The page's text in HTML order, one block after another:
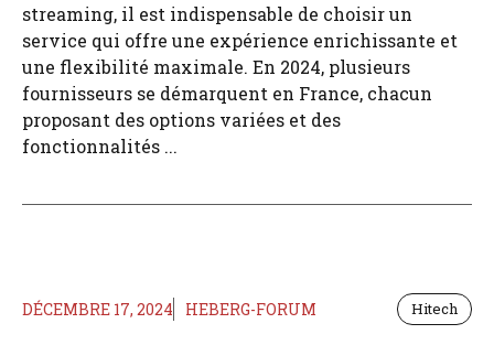
streaming, il est indispensable de choisir un
service qui offre une expérience enrichissante et
une flexibilité maximale. En 2024, plusieurs
fournisseurs se démarquent en France, chacun
proposant des options variées et des
fonctionnalités ...
DÉCEMBRE 17, 2024 HEBERG-FORUM Hitech